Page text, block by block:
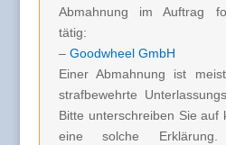
Abmahnung im Auftrag
tätig:
– Goodwheel GmbH
Einer Abmahnung ist
strafbewehrte
Bitte unterschreiben Sie auf
eine solche